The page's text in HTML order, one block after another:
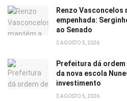
Renzo Vasconcelos
empenhada:
ao Senado
AGOSTO 5, 2026
Prefeitura dá
da nova escola
investimento
AGOSTO 5, 2026